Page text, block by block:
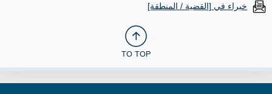
خبراء في [القضية / المنطقة]
TO TOP